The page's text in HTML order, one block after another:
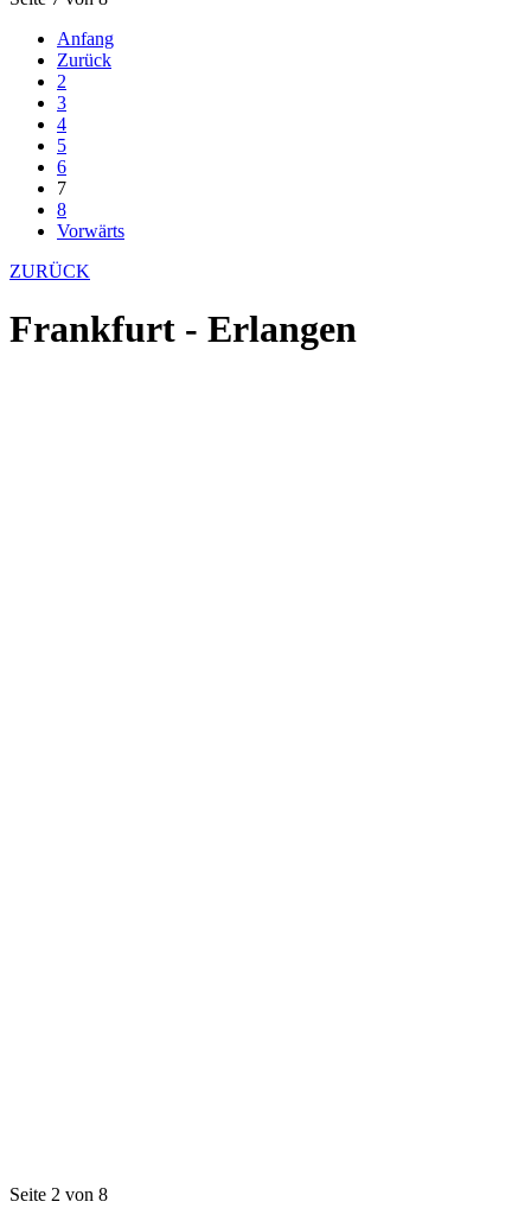
Anfang
Zurück
2
3
4
5
6
7
8
Vorwärts
ZURÜCK
Frankfurt - Erlangen
Seite 2 von 8